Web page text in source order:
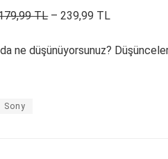
TL– 239,99 TL
ne düşünüyorsunuz?
Sony